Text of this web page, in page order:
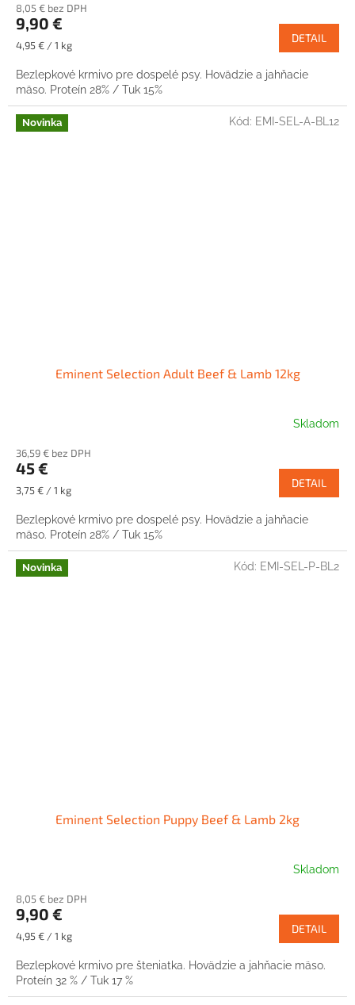
8,05 € bez DPH
9,90 €
Jednotková
4,95 € / 1 kg
DETAIL
Bezlepkové krmivo pre dospelé psy. Hovädzie a jahňacie
mäso. Proteín 28% / Tuk 15%
Novinka
Eminent Selection Adult Beef & Lamb 12kg
Skladom
36,59 € bez DPH
45 €
Jednotková
3,75 € / 1 kg
DETAIL
Bezlepkové krmivo pre dospelé psy. Hovädzie a jahňacie
mäso. Proteín 28% / Tuk 15%
Kód: EMI-SEL-A-BL12
Novinka
Eminent Selection Puppy Beef & Lamb 2kg
Skladom
8,05 € bez DPH
9,90 €
Jednotková
4,95 € / 1 kg
DETAIL
Bezlepkové krmivo pre šteniatka. Hovädzie a jahňacie mäso.
Proteín 32 % / Tuk 17 %
Kód: EMI-SEL-P-BL2